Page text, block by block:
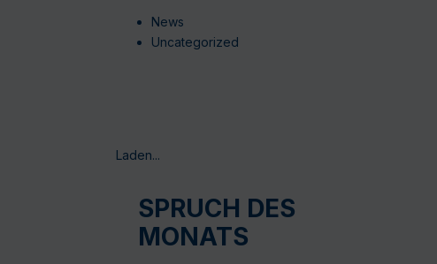
News
Uncategorized
Laden...
SPRUCH DES
MONATS